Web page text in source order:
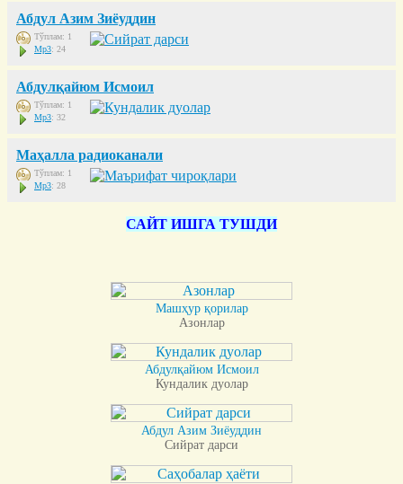
Абдул Азим Зиёуддин
Тўплам: 1
Mp3: 24
Абдулқайюм Исмоил
Тўплам: 1
Mp3: 32
Маҳалла радиоканали
Тўплам: 1
Mp3: 28
САЙТ ИШГА ТУШДИ
Машҳур қорилар
Азонлар
Абдулқайюм Исмоил
Кундалик дуолар
Абдул Азим Зиёуддин
Сийрат дарси